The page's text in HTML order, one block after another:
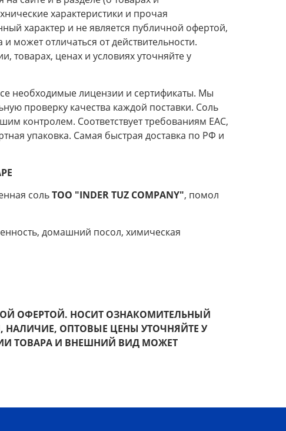
характеристики и прочая
характер и не является публичной офертой,
может отличаться от действительности.
товарах, ценах и условиях уточняйте у
необходимые лицензии и сертификаты. Мы
проверку качества каждой поставки. Соль
контролем. Соответствует требованиям EAC,
упаковка. Самая быстрая доставка по РФ и
сольТОО "INDER TUZ COMPANY", помол
домашний посол, химическая
ОФЕРТОЙ. НОСИТ ОЗНАКОМИТЕЛЬНЫЙ
НАЛИЧИЕ, ОПТОВЫЕ ЦЕНЫ УТОЧНЯЙТЕ У
ТОВАРА И ВНЕШНИЙ ВИД МОЖЕТ